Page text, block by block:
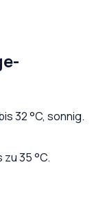
32°C, sonnig.
35 °C.